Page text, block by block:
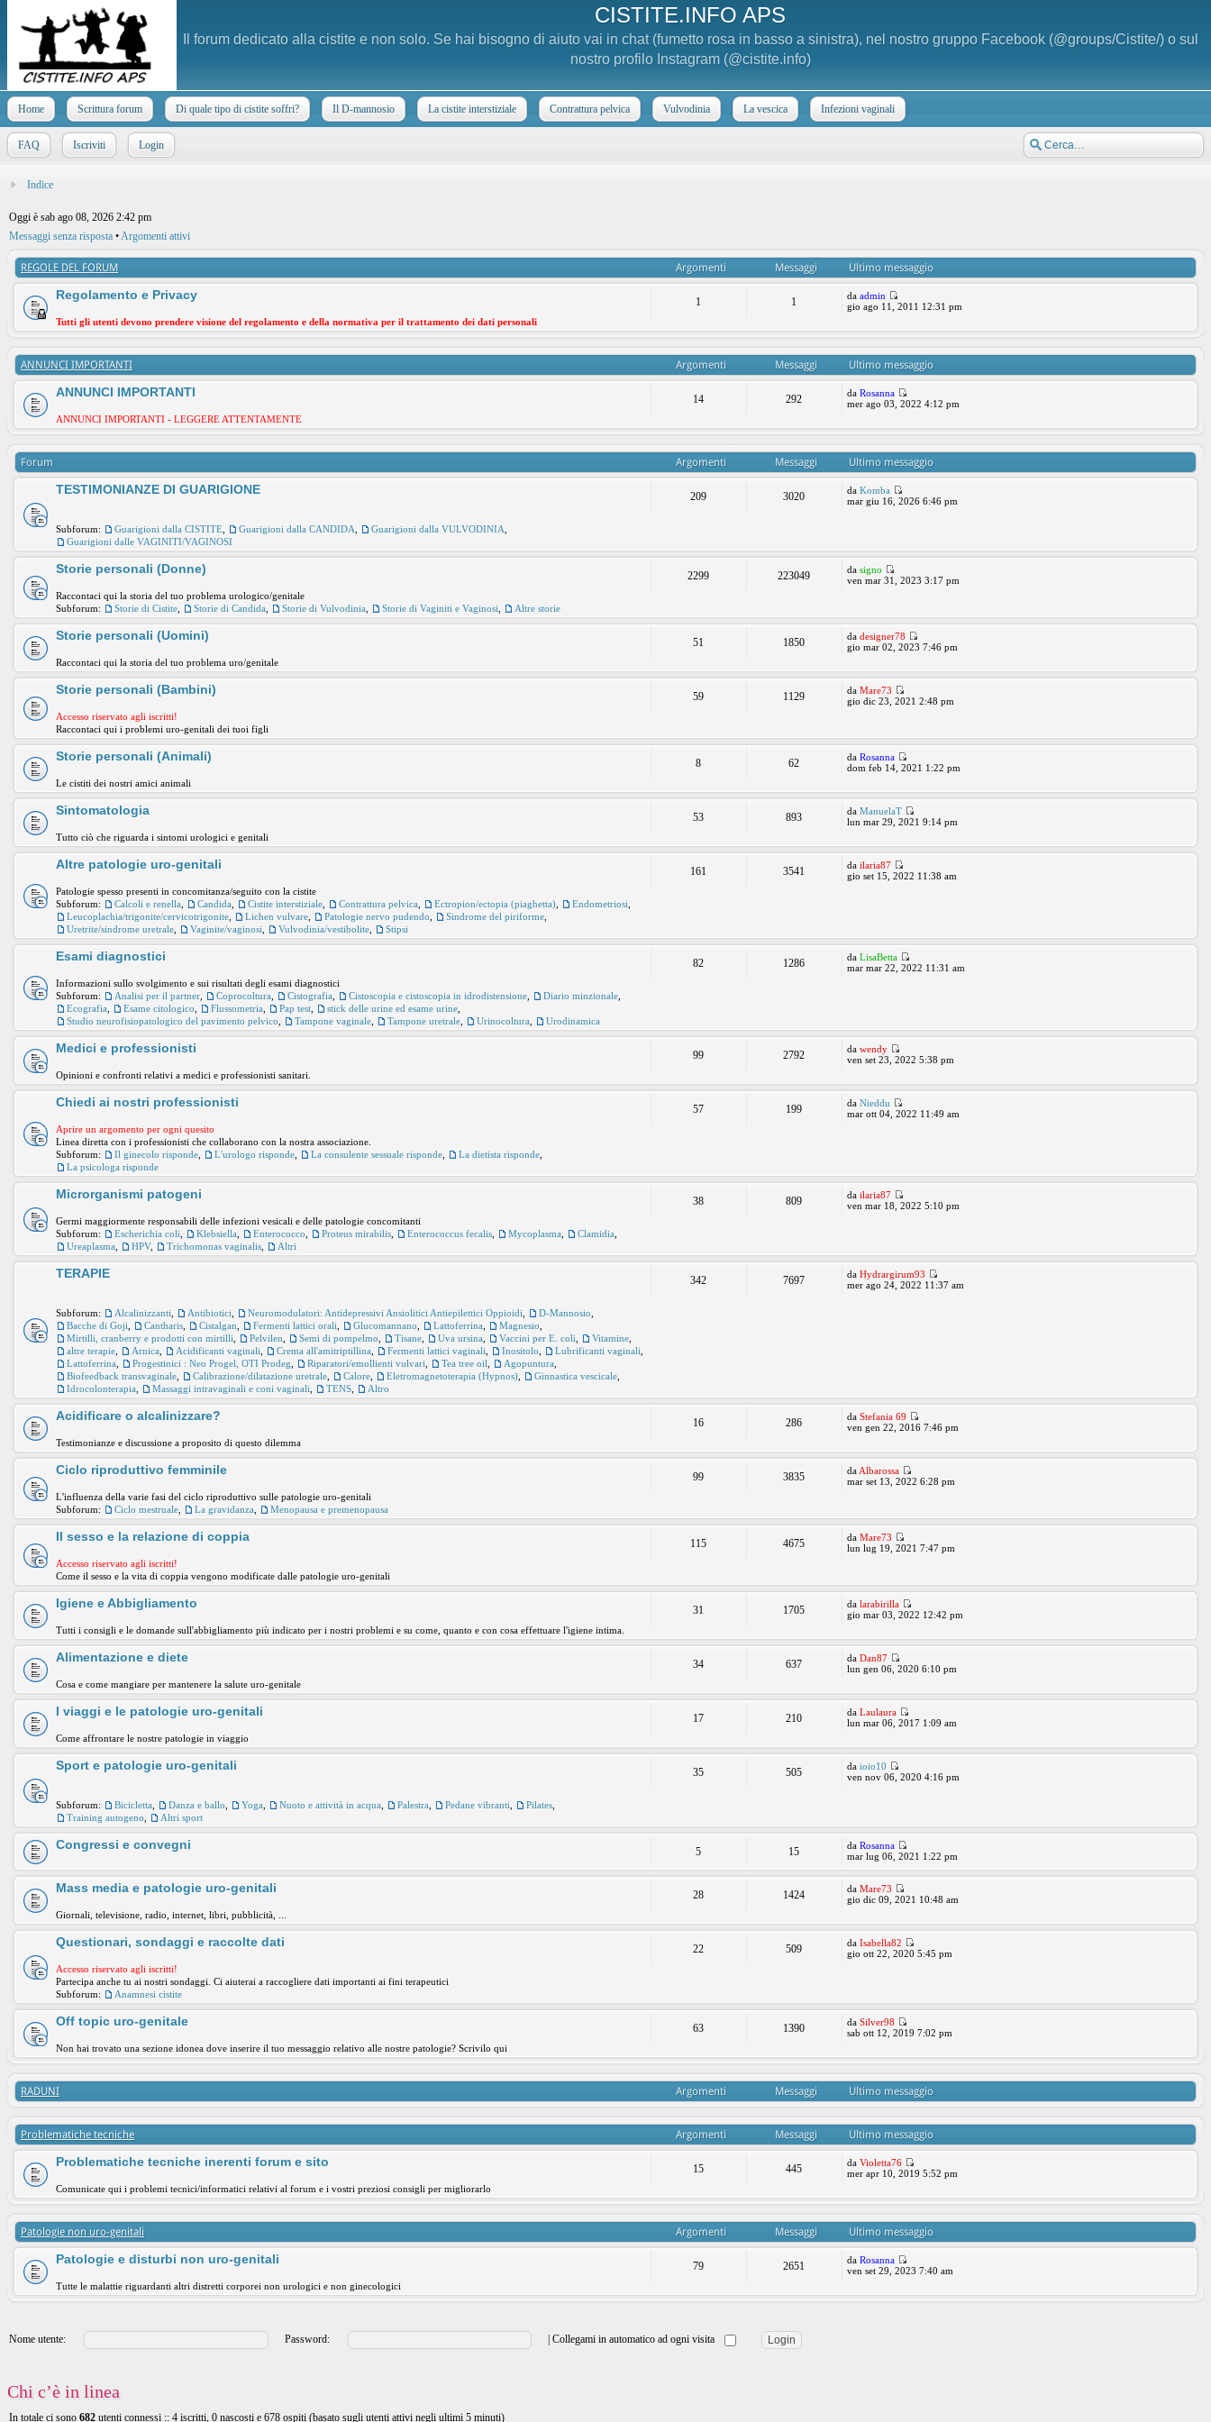
CISTITE.INFO APS
Il forum dedicato alla cistite e non solo. Se hai bisogno di aiuto vai in chat (fumetto rosa in basso a sinistra), nel nostro gruppo Facebook (@groups/Cistite/) o sul
nostro profilo Instagram (@cistite.info)
Home Scrittura forum Di quale tipo di cistite soffri? Il D-mannosio La cistite interstiziale Contrattura pelvica Vulvodinia La vescica Infezioni vaginali
FAQ Iscriviti Login
Indice
Oggi è sab ago 08, 2026 2:42 pm
Messaggi senza risposta •Argomenti attivi
REGOLE DEL FORUM Argomenti Messaggi Ultimo messaggio
Regolamento e Privacy
Tutti gli utenti devono prendere visione del regolamento e della normativa per il trattamento dei dati personali
1 1 da admin
gio ago 11, 2011 12:31 pm
ANNUNCI IMPORTANTI Argomenti Messaggi Ultimo messaggio
ANNUNCI IMPORTANTI
ANNUNCI IMPORTANTI - LEGGERE ATTENTAMENTE
14 292 da Rosanna
mer ago 03, 2022 4:12 pm
Forum Argomenti Messaggi Ultimo messaggio
TESTIMONIANZE DI GUARIGIONE
Subforum: Guarigioni dalla CISTITE Guarigioni dalla CANDIDA Guarigioni dalla VULVODINIA
Guarigioni dalle VAGINITI/VAGINOSI
209 3020 da Komba
mar giu 16, 2026 6:46 pm
Storie personali (Donne)
Raccontaci qui la storia del tuo problema urologico/genitale
Subforum:
Storie di Cistite Storie di Candida Storie di Vulvodinia Storie di Vaginiti e Vaginosi Altre storie
2299 223049 da signo
ven mar 31, 2023 3:17 pm
Storie personali (Uomini)
Raccontaci qui la storia del tuo problema uro/genitale
51 1850 da designer78
gio mar 02, 2023 7:46 pm
Storie personali (Bambini)
Accesso riservato agli iscritti!
Raccontaci qui i problemi uro-genitali dei tuoi figli
59 1129 da Mare73
gio dic 23, 2021 2:48 pm
Storie personali (Animali)
Le cistiti dei nostri amici animali
8 62 da Rosanna
dom feb 14, 2021 1:22 pm
Sintomatologia
Tutto ciò che riguarda i sintomi urologici e genitali
53 893 da ManuelaT
lun mar 29, 2021 9:14 pm
Altre patologie uro-genitali
Patologie spesso presenti in concomitanza/seguito con la cistite
Subforum:
Calcoli e renella Candida Cistite interstiziale Contrattura pelvica Ectropion/ectopia (piaghetta) Endometriosi
Leucoplachia/trigonite/cervicotrigonite
Lichen vulvare Patologie nervo pudendo Sindrome del piriforme
Uretrite/sindrome uretrale
Vaginite/vaginosi Vulvodinia/vestibolite Stipsi
161 3541 da ilaria87
gio set 15, 2022 11:38 am
Esami diagnostici
Informazioni sullo svolgimento e sui risultati degli esami diagnostici
Subforum:
Analisi per il partner Coprocoltura Cistografia Cistoscopia e cistoscopia in idrodistensione Diario minzionale
Ecografia
Esame citologico Flussometria Pap test stick delle urine ed esame urine
Studio neurofisiopatologico del pavimento pelvico
Tampone vaginale Tampone uretrale Urinocoltura Urodinamica
82 1286 da LisaBetta
mar mar 22, 2022 11:31 am
Medici e professionisti
Opinioni e confronti relativi a medici e professionisti sanitari.
99 2792 da wendy
ven set 23, 2022 5:38 pm
Chiedi ai nostri professionisti
Aprire un argomento per ogni quesito
Linea diretta con i professionisti che collaborano con la nostra associazione.
Subforum:
Il ginecolo risponde L'urologo risponde La consulente sessuale risponde La dietista risponde
La psicologa risponde
57 199 da Nieddu
mar ott 04, 2022 11:49 am
Microrganismi patogeni
Germi maggiormente responsabili delle infezioni vesicali e delle patologie concomitanti
Subforum:
Escherichia coli Klebsiella Enterococco Proteus mirabilis Enterococcus fecalis Mycoplasma Clamidia
Ureaplasma
HPV, Trichomonas vaginalis Altri
38 809 da ilaria87
ven mar 18, 2022 5:10 pm
TERAPIE
Subforum: Alcalinizzanti Antibiotici Neuromodulatori: Antidepressivi Ansiolitici Antiepilettici Oppioidi D-Mannosio
Bacche di Goji
Cantharis Cistalgan Fermenti lattici orali Glucomannano Lattoferrina Magnesio
Mirtilli, cranberry e prodotti con mirtilli
Pelvilen Semi di pompelmo Tisane Uva ursina Vaccini per E. coli Vitamine
altre terapie
Arnica Acidificanti vaginali Crema all'amitriptillina Fermenti lattici vaginali Inositolo Lubrificanti vaginali
Lattoferrina
Progestinici : Neo Progel, OTI Prodeg Riparatori/emollienti vulvari Tea tree oil Agopuntura
Biofeedback transvaginale
Calibrazione/dilatazione uretrale Calore Eletromagnetoterapia (Hypnos) Ginnastica vescicale
Idrocolonterapia
Massaggi intravaginali e coni vaginali TENS Altro
342 7697 da Hydrargirum93
mer ago 24, 2022 11:37 am
Acidificare o alcalinizzare?
Testimonianze e discussione a proposito di questo dilemma
16 286 da Stefania 69
ven gen 22, 2016 7:46 pm
Ciclo riproduttivo femminile
L'influenza della varie fasi del ciclo riproduttivo sulle patologie uro-genitali
Subforum:
Ciclo mestruale La gravidanza Menopausa e premenopausa
99 3835 da Albarossa
mar set 13, 2022 6:28 pm
Il sesso e la relazione di coppia
Accesso riservato agli iscritti!
Come il sesso e la vita di coppia vengono modificate dalle patologie uro-genitali
115 4675 da Mare73
lun lug 19, 2021 7:47 pm
Igiene e Abbigliamento
Tutti i consigli e le domande sull'abbigliamento più indicato per i nostri problemi e su come, quanto e con cosa effettuare l'igiene intima.
31 1705 da larabirilla
gio mar 03, 2022 12:42 pm
Alimentazione e diete
Cosa e come mangiare per mantenere la salute uro-genitale
34 637 da Dan87
lun gen 06, 2020 6:10 pm
I viaggi e le patologie uro-genitali
Come affrontare le nostre patologie in viaggio
17 210 da Laulaura
lun mar 06, 2017 1:09 am
Sport e patologie uro-genitali
Subforum: Bicicletta Danza e ballo Yoga Nuoto e attività in acqua Palestra Pedane vibranti Pilates
Training autogeno
Altri sport
35 505 da ioio10
ven nov 06, 2020 4:16 pm
Congressi e convegni 5 15 da Rosanna
mar lug 06, 2021 1:22 pm
Mass media e patologie uro-genitali
Giornali, televisione, radio, internet, libri, pubblicità, ...
28 1424 da Mare73
gio dic 09, 2021 10:48 am
Questionari, sondaggi e raccolte dati
Accesso riservato agli iscritti!
Partecipa anche tu ai nostri sondaggi. Ci aiuterai a raccogliere dati importanti ai fini terapeutici
Subforum:
Anamnesi cistite
22 509 da Isabella82
gio ott 22, 2020 5:45 pm
Off topic uro-genitale
Non hai trovato una sezione idonea dove inserire il tuo messaggio relativo alle nostre patologie? Scrivilo qui
63 1390 da Silver98
sab ott 12, 2019 7:02 pm
RADUNI Argomenti Messaggi Ultimo messaggio
Problematiche tecniche Argomenti Messaggi Ultimo messaggio
Problematiche tecniche inerenti forum e sito
Comunicate qui i problemi tecnici/informatici relativi al forum e i vostri preziosi consigli per migliorarlo
15 445 da Violetta76
mer apr 10, 2019 5:52 pm
Patologie non uro-genitali Argomenti Messaggi Ultimo messaggio
Patologie e disturbi non uro-genitali
Tutte le malattie riguardanti altri distretti corporei non urologici e non ginecologici
79 2651 da Rosanna
ven set 29, 2023 7:40 am
Nome utente: Password: |Collegami in automatico ad ogni visita
Chi c’è in linea
In totale ci sono 682 utenti connessi :: 4 iscritti, 0 nascosti e 678 ospiti (basato sugli utenti attivi negli ultimi 5 minuti)